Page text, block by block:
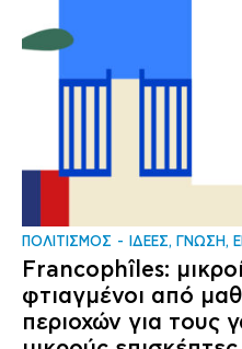
ΠΟΛΙΤΙΣΜΟΣ ΙΔΕΕΣ, ΓΝΩΣΗ,
Francophîles:
φτιαγμένοι από
περιοχών για τους